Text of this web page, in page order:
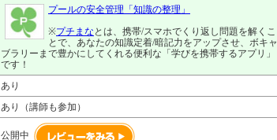
プールの安全管理「知識の整理」
※プチまな とは、携帯/スマホでくり返し問題を解くこ
とで、あなたの知識定着/暗記力をアップさせ、ボキャ
ブラリーまで豊かにしてくれる便利な「学びを携帯するアプリ」
です！
あり
あり（講師も参加）
公開中